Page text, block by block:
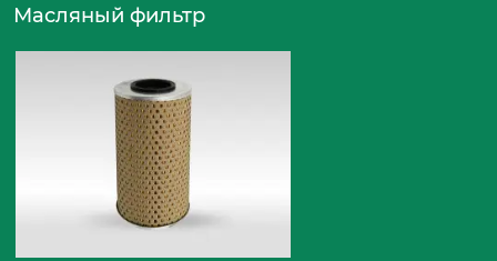
Масляный фильтр